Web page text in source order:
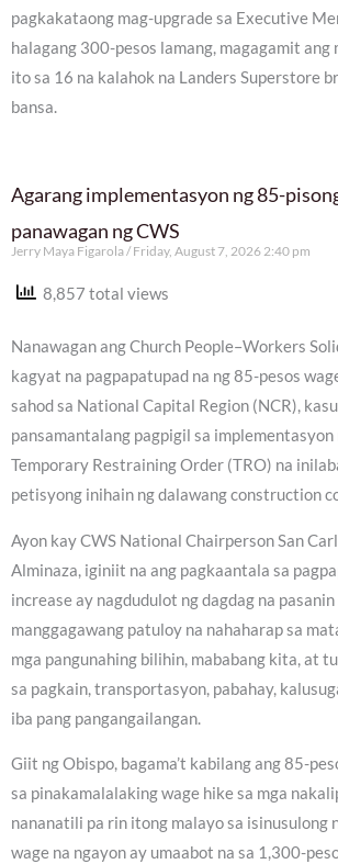
pagkakataong mag-upgrade sa Executive
halagang 300-pesos lamang, magagamit ang
ito sa 16 na kalahok na Landers Superstore
bansa.
Agarang implementasyon ng 85-
panawagan ng CWS
Jerry Maya Figarola Friday, August 7, 2026 2:40 pm
8,857 total views
Nanawagan ang Church People–Workers
kagyat na pagpapatupad na ng 85-pesos
sahod sa National Capital Region (NCR),
pansamantalang pagpigil sa implementasyon
Temporary Restraining Order (TRO) na
petisyong inihain ng dalawang construction
Ayon kay CWS National Chairperson San
Alminaza, iginiit na ang pagkaantala sa
increase ay nagdudulot ng dagdag na pasanin
manggagawang patuloy na nahaharap sa
mga pangunahing bilihin, mababang kita, at
sa pagkain, transportasyon, pabahay,
iba pang pangangailangan.
Giit ng Obispo, bagama’t kabilang ang 85-
sa pinakamalalaking wage hike sa mga
nananatili pa rin itong malayo sa isinusulong
wage na ngayon ay umaabot na sa 1,300-